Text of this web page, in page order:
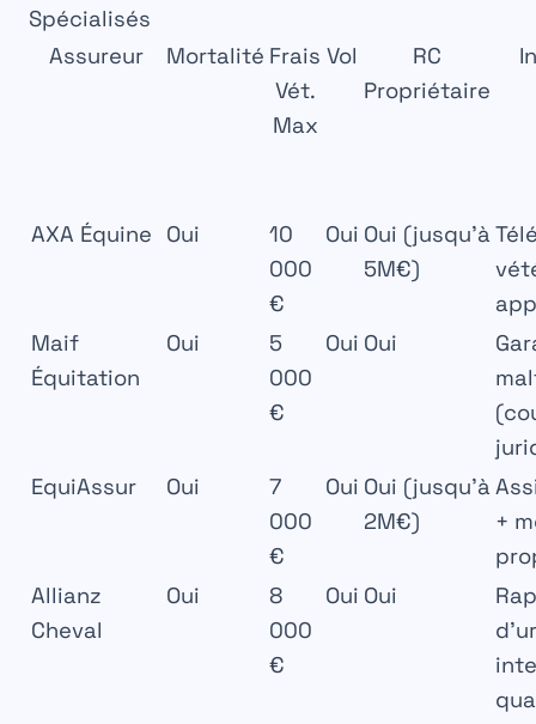
Spécialisés
Assureur
Mortalité Frais
Vét.
Max
Vol
RC
Propriétaire
AXA Équine Oui
10
000
€
Oui Oui (jusqu’à
5M€)
Maif
Équitation
Oui
5
000
€
Oui Oui
EquiAssur
Oui
7
000
€
Oui Oui (jusqu’à
2M€)
+
Allianz
Cheval
Oui
8
000
€
Oui Oui